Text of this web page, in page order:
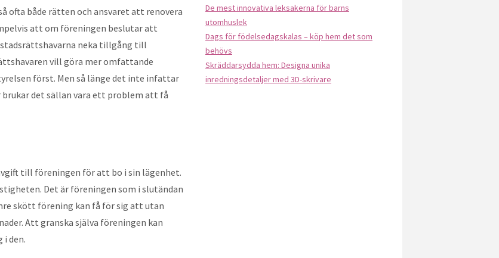
ofta både rätten och ansvaret att renovera
att om föreningen beslutar att
neka tillgång till
vill göra mer omfattande
först. Men så länge det inte infattar
brukar det sällan vara ett problem att få
till föreningen för att bo i sin lägenhet.
Det är föreningen som i slutändan
skött förening kan få för sig att utan
Att granska själva föreningen kan
i den.
De mest innovativa leksakerna för barns
utomhuslek
Dags för födelsedagskalas – köp hem det som
behövs
Skräddarsydda hem: Designa unika
inredningsdetaljer med 3D-skrivare